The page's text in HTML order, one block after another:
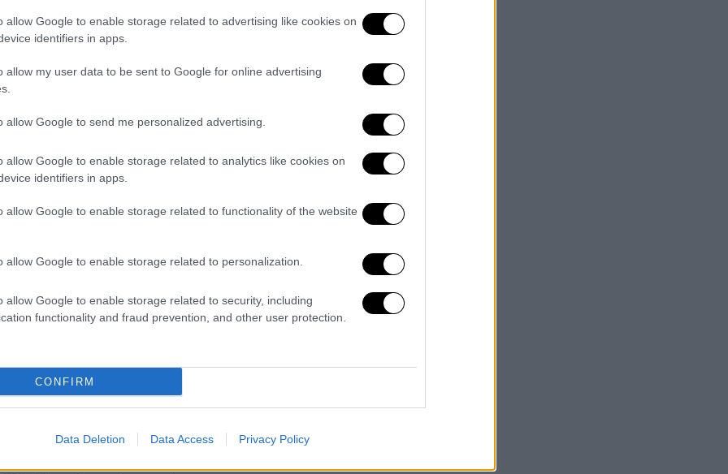
allow Google to enable storage related to advertising like cookies on
identifiers in apps.
allow my user data to be sent to Google for online advertising
allow Google to send me personalized advertising.
allow Google to enable storage related to analytics like cookies on
identifiers in apps.
allow Google to enable storage related to functionality of the website
allow Google to enable storage related to personalization.
allow Google to enable storage related to security, including
functionality and fraud prevention, and other user protection.
CONFIRM
Data Deletion Data Access Privacy Policy
για την υπόσχεση να
για την πιο δύσκολη δεύτερη
δήλωσε την Κυριακή ότι
για την κατάπαυση του πυρός με
στη θέση της, ζητώντας την άμεση
πουλάει ρεύμα στη Γάζα. «Θα
στη διάθεσή μας, ώστε όλοι οι
ότι η Χαμάς δε θα βρίσκεται στη
σε μια δήλωση σε βίντεο.
από τον πόλεμο και οι γεννήτριες και
για μέρος της παροχής ενέργειας. Η
και καταστροφικές μάχες
από την επίθεση της Χαμάς